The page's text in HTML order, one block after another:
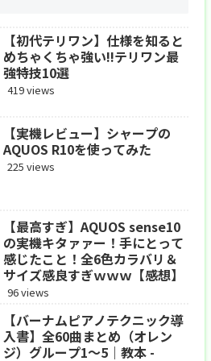
【初代テリワン】仕様を知ると
めちゃくちゃ強い!!テリワン最
強特技10選
419 views
【実機レビュー】シャープの
AQUOS R10を使ってみた
225 views
【最高すぎ】AQUOS sense10
の実機キタァァー！手にとって
感じたこと！全6色カラバリ＆
サイズ感良すぎｗｗｗ【感想】
96 views
【バーナムピアノテクニック導
入書】全60曲まとめ（オレン
ジ）グループ1〜5｜教本 -